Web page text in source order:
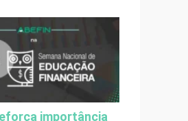
importância